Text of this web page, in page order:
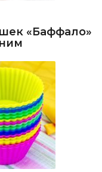
«Баффало»